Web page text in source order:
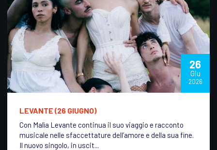
26
Giu
2026
LEVANTE (26 GIUGNO)
Con Malìa Levante continua il suo viaggio e racconto
musicale nelle sfaccettature dell’amore e della sua fine.
Il nuovo singolo, in uscit...